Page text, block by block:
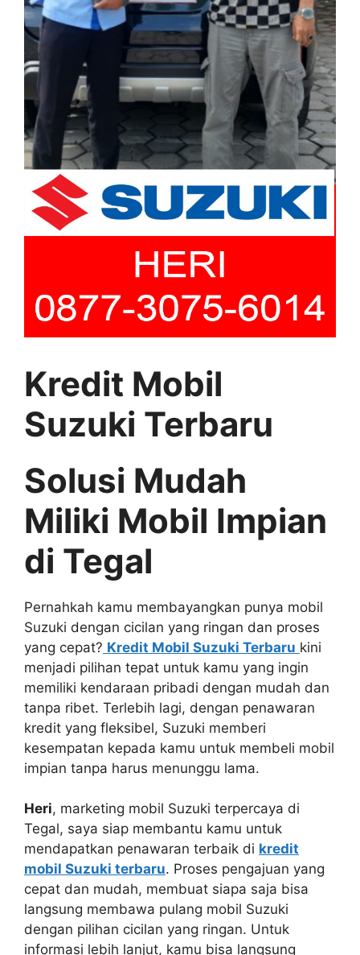
Kredit Mobil
Suzuki Terbaru
Solusi Mudah
Miliki Mobil Impian
di Tegal
Pernahkah kamu membayangkan punya mobil
Suzuki dengan cicilan yang ringan dan proses
yang cepat? Kredit Mobil Suzuki Terbaru kini
menjadi pilihan tepat untuk kamu yang ingin
memiliki kendaraan pribadi dengan mudah dan
tanpa ribet. Terlebih lagi, dengan penawaran
kredit yang fleksibel, Suzuki memberi
kesempatan kepada kamu untuk membeli mobil
impian tanpa harus menunggu lama.
Heri, marketing mobil Suzuki terpercaya di
Tegal, saya siap membantu kamu untuk
mendapatkan penawaran terbaik di kredit
mobil Suzuki terbaru. Proses pengajuan yang
cepat dan mudah, membuat siapa saja bisa
langsung membawa pulang mobil Suzuki
dengan pilihan cicilan yang ringan. Untuk
informasi lebih lanjut, kamu bisa langsung